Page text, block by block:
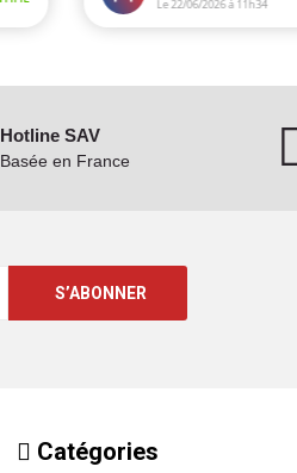
Hotline SAV
Basée en France
S’ABONNER
Catégories